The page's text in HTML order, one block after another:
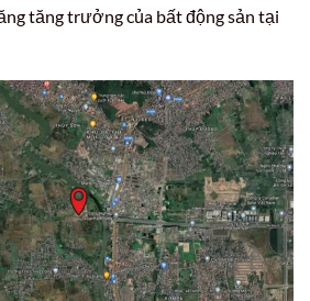
tăng trưởng của bất động sản tại